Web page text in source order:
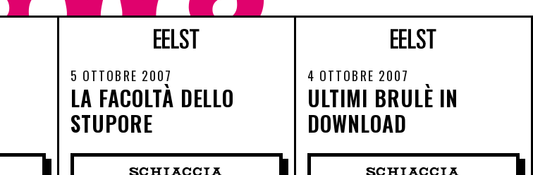
5 OTTOBRE 2007
LA FACOLTÀ DELLO
STUPORE
4 OTTOBRE 2007
ULTIMI BRULÈ IN
DOWNLOAD